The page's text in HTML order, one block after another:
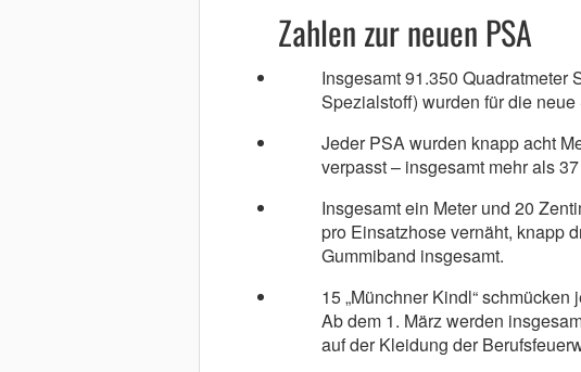
Zahlen zur neuen PSA
Insgesamt 91.350 Quadratmeter
Spezialstoff) wurden für die
Jeder PSA wurden knapp acht
verpasst – insgesamt mehr als
Insgesamt ein Meter und 20
pro Einsatzhose vernäht, knapp
Gummiband insgesamt.
15 „Münchner Kindl“
Ab dem 1. März werden
auf der Kleidung der